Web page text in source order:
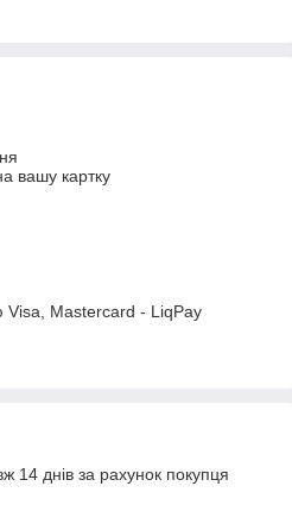
вашу картку
Visa, Mastercard - LiqPay
14 днів за рахунок покупця